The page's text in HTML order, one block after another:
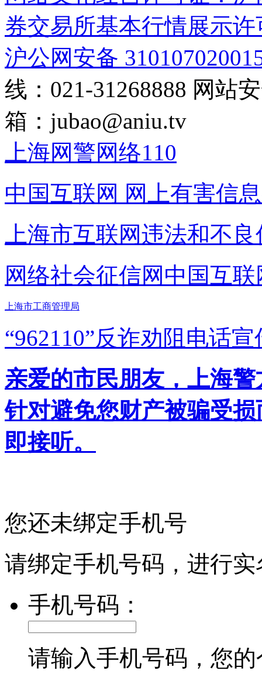
券交易所基本行情展示许
沪公网安备
线：021-31268888 网站
箱： jubao@aniu.tv
上海网警网络110
中国互联网 网上有害信
上海市互联网违法和不
网络社会征信网 中国互
上海市工商管理局
“962110”反诈劝阻电话宣
亲爱的市民朋友，上海
针对避免您财产被骗受
即接听。
您还未绑定手机号
请绑定手机号码，进行
手机号码：
请输入手机号码，您